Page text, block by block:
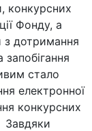
конкурсних
Фонду, а
з дотримання
стало
електронної
конкурсних
Завдяки